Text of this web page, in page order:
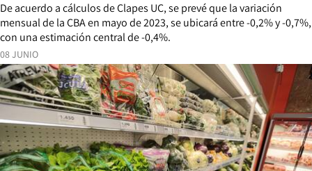
08 JUNIO
De acuerdo a cálculos de Clapes UC, se prevé que la variación
mensual de la CBA en mayo de 2023, se ubicará entre -0,2% y -0,7%,
con una estimación central de -0,4%.